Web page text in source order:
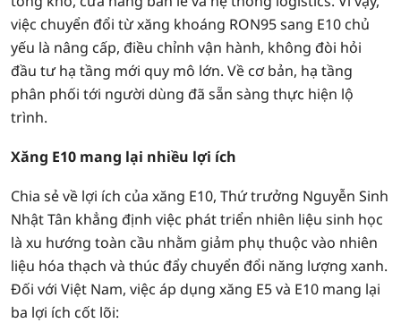
việc chuyển đổi từ xăng khoáng RON95 sang E10 chủ
yếu là nâng cấp, điều chỉnh vận hành, không đòi hỏi
đầu tư hạ tầng mới quy mô lớn. Về cơ bản, hạ tầng
phân phối tới người dùng đã sẵn sàng thực hiện lộ
trình.
Xăng E10 mang lại nhiều lợi ích
Chia sẻ về lợi ích của xăng E10, Thứ trưởng Nguyễn Sinh
Nhật Tân khẳng định việc phát triển nhiên liệu sinh học
là xu hướng toàn cầu nhằm giảm phụ thuộc vào nhiên
liệu hóa thạch và thúc đẩy chuyển đổi năng lượng xanh.
Đối với Việt Nam, việc áp dụng xăng E5 và E10 mang lại
ba lợi ích cốt lõi: